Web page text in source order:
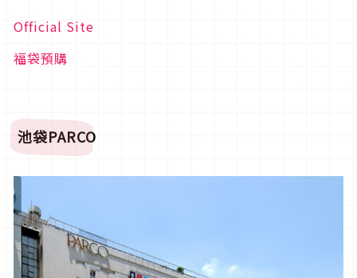
Official Site
福袋預購
池袋PARCO